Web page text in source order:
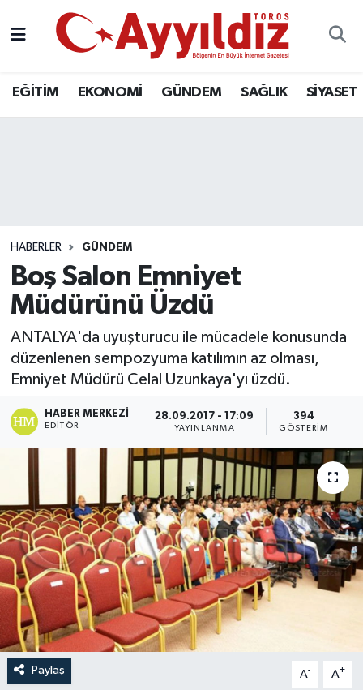
EĞİTİM EKONOMİ GÜNDEM SAĞLIK SİYASET
HABERLER GÜNDEM
Boş Salon Emniyet
Müdürünü Üzdü
ANTALYA'da uyuşturucu ile mücadele konusunda
düzenlenen sempozyuma katılımın az olması,
Emniyet Müdürü Celal Uzunkaya'yı üzdü.
HABER MERKEZI
EDITÖR
28.09.2017 - 17:09
YAYINLANMA
394
GÖSTERIM
Paylaş A- A+